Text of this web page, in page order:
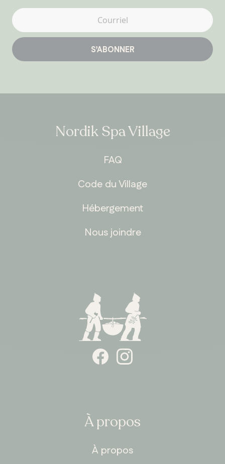
S’ABONNER
Nordik Spa Village
FAQ
Code du Village
Hébergement
Nous joindre
À propos
À propos